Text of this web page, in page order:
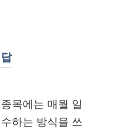
목에는 매월 일
하는 방식을 쓰